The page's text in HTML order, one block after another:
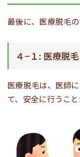
最後に、医療脱毛
４−１: 医療脱
医療脱毛は、医師
て、安全に行うこと